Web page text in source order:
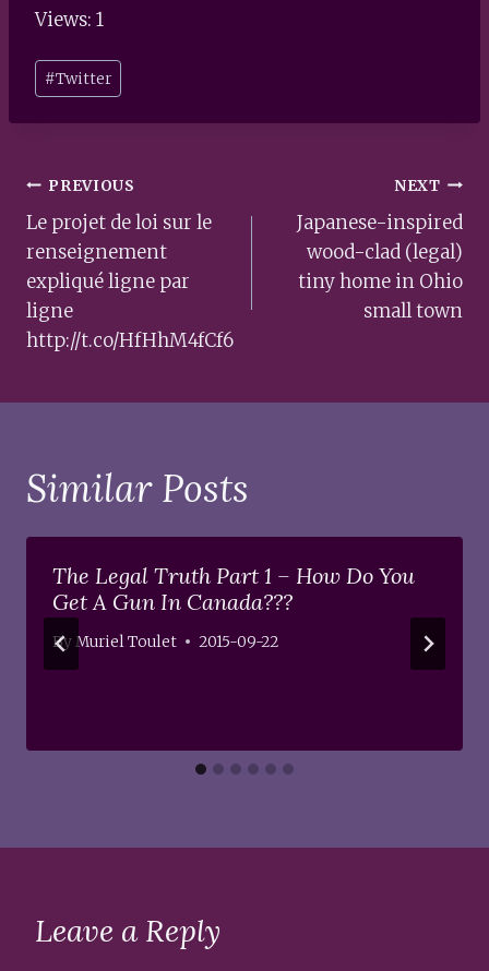
Views: 1
Post
Tags:
#Twitter
Post
navigation
PREVIOUS
Le projet de loi sur le
renseignement
expliqué ligne par
ligne
http://t.co/HfHhM4fCf6
NEXT
Japanese-inspired
wood-clad (legal)
tiny home in Ohio
small town
Similar Posts
The Legal Truth Part 1 – How Do You
Get A Gun In Canada???
ByMuriel Toulet 2015-09-22
Leave a Reply